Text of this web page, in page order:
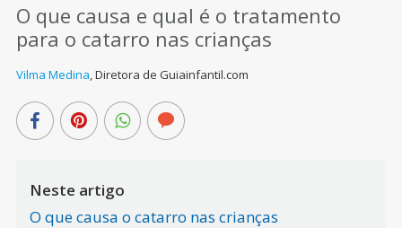
O que causa e qual é o tratamento
para o catarro nas crianças
Vilma Medina,Diretora de Guiainfantil.com
Neste artigo
O que causa o catarro nas crianças